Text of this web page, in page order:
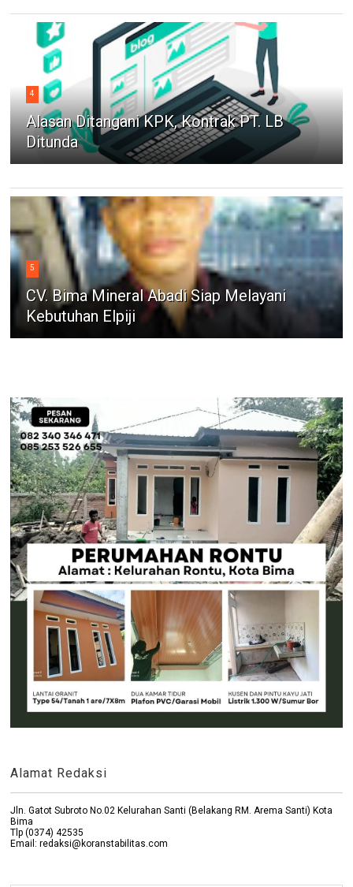
4
Alasan Ditangani KPK, Kontrak PT. LB
Ditunda
5
CV. Bima Mineral Abadi Siap Melayani
Kebutuhan Elpiji
Alamat Redaksi
Jln. Gatot Subroto No.02 Kelurahan Santi (Belakang RM. Arema Santi) Kota
Bima
Tlp (0374) 42535
Email: redaksi@koranstabilitas.com